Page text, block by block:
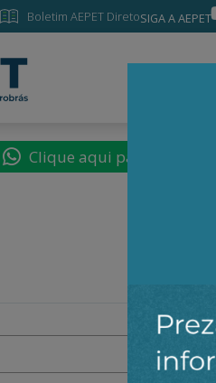
Boletim AEPET DiretoSIGA A AEPET
Clique aqui para seguir o